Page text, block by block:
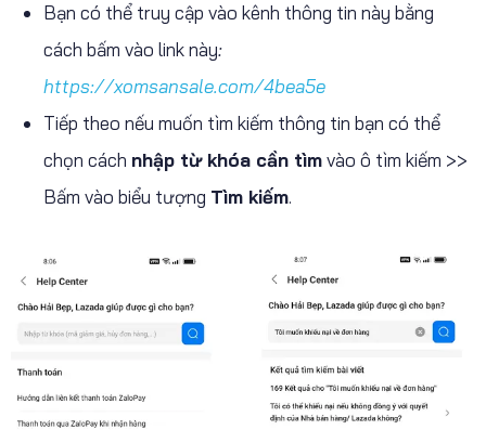
Bạn có thể truy cập vào kênh thông tin này bằng
cách bấm vào link này:
https://xomsansale.com/4bea5e
Tiếp theo nếu muốn tìm kiếm thông tin bạn có thể
chọn cách nhập từ khóa cần tìmvào ô tìm kiếm >>
Bấm vào biểu tượng Tìm kiếm.